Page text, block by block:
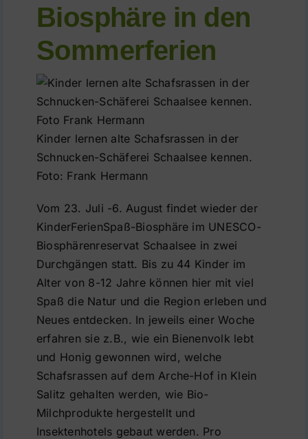
Führungen
Der Schaalsee
Förderverein
Kontakt
Shop
Biosphäre in den
Sommerferien
Kinder lernen alte Schafsrassen in der
Schnucken-Schäferei Schaalsee kennen.
Foto: Frank Hermann
Vom 23. Juli -6. August findet wieder der
KinderFerienSpaß-Biosphäre im UNESCO-
Biosphärenreservat Schaalsee in zwei
Durchgängen statt. Bis zu 44 Kinder im
Alter von 8-12 Jahre können hier mit viel
Spaß die Natur und die Region erleben und
Neues entdecken. In jeweils einer Woche
erfahren sie z.B., wie ein Bienenvolk lebt
und Honig gewonnen wird, welche
Schafsrassen auf dem Arche-Hof in Klein
Salitz gehalten werden, wie Bio-
Milchprodukte hergestellt und
Insektenhotels gebaut werden. Pro